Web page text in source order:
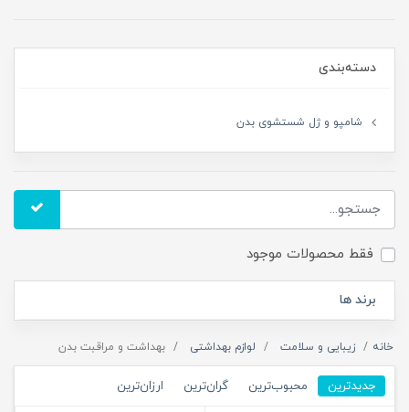
دسته‌بندی
شامپو و ژل شستشوی بدن
فقط محصولات موجود
برند ها
خانه زیبایی و سلامت لوازم بهداشتی بهداشت و مراقبت بدن
جدیدترین محبوب‌ترین گران‌ترین ارزان‌ترین